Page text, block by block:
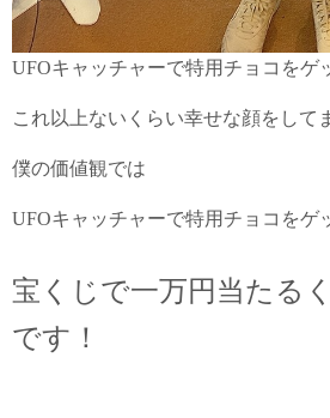
UFOキャッチャーで特用チョコをゲ
これ以上ないくらい幸せな顔をして
僕の価値観では
UFOキャッチャーで特用チョコをゲ
宝くじで一万円当たる
です！